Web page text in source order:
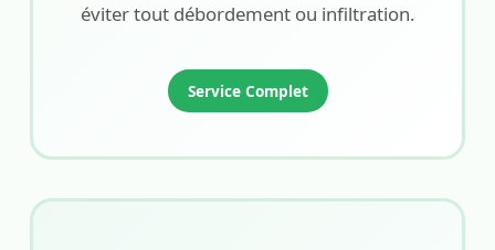
éviter tout débordement ou infiltration.
Service Complet